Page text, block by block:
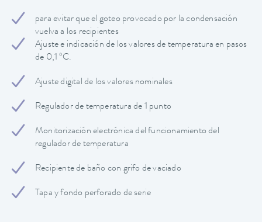
para evitar que el goteo provocado por la condensación
vuelva a los recipientes
Ajuste e indicación de los valores de temperatura en pasos
de 0,1 ºC.
Ajuste digital de los valores nominales
Regulador de temperatura de 1 punto
Monitorización electrónica del funcionamiento del
regulador de temperatura
Recipiente de baño con grifo de vaciado
Tapa y fondo perforado de serie